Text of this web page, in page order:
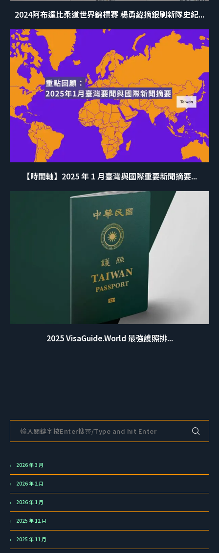
2024阿布達比柔道世界錦標賽 楊勇緯摘銀刷新隊史紀...
【時間軸】2025 年 1 月臺灣與國際重要新聞摘要...
2025 VisaGuide.World 最強護照排...
2026 年 3 月
2026 年 2 月
2026 年 1 月
2025 年 12 月
2025 年 11 月